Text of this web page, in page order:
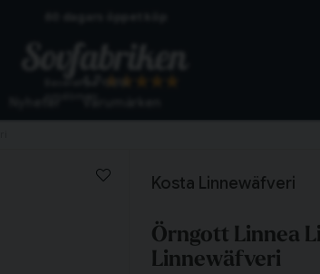
Skickas från lagret i Vinslöv
Kosta Linnewäfveri
Örngott Linnea
Linnewäfveri